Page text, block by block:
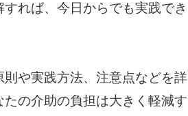
れば、今日からでも実践でき
や実践方法、注意点などを詳
の介助の負担は大きく軽減す